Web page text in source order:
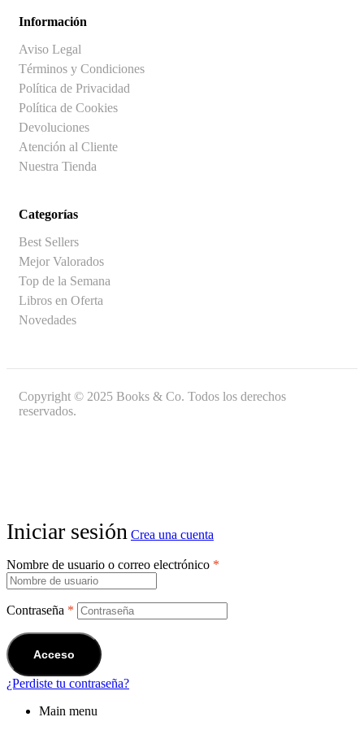
Información
Aviso Legal
Términos y Condiciones
Política de Privacidad
Política de Cookies
Devoluciones
Atención al Cliente
Nuestra Tienda
Categorías
Best Sellers
Mejor Valorados
Top de la Semana
Libros en Oferta
Novedades
Copyright © 2025 Books & Co. Todos los derechos
reservados.
Iniciar sesión Crea una cuenta
Nombre de usuario o correo electrónico *
Contraseña *
Acceso
¿Perdiste tu contraseña?
Main menu